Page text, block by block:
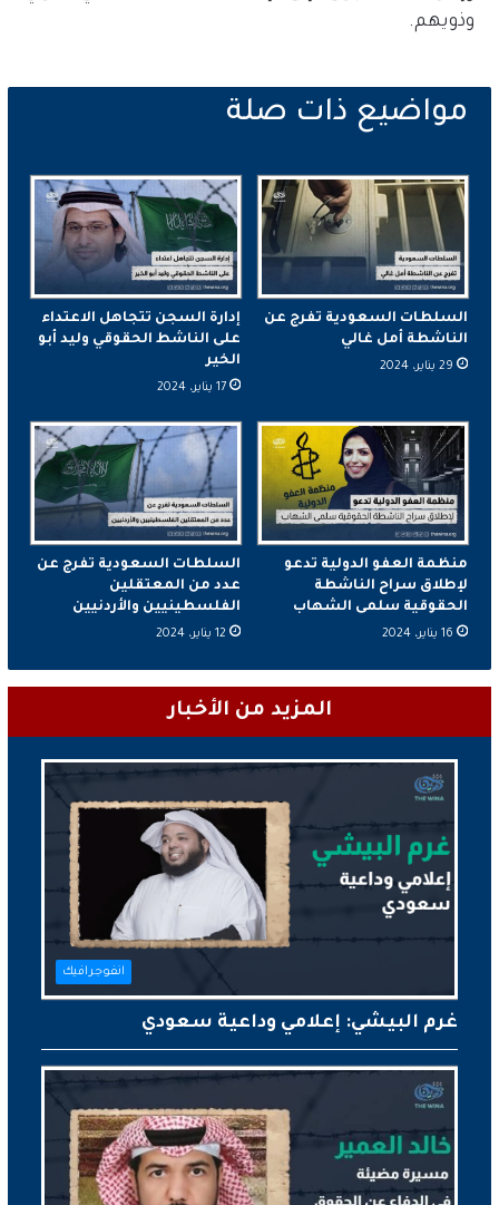
وذويهم.
السلطات السعودية تفرج عن
الناشطة أمل غالي
29 يناير، 2024
إدارة السجن تتجاهل الاعتداء
على الناشط الحقوقي وليد أبو
الخير
17 يناير، 2024
منظمة العفو الدولية تدعو
لإطلاق سراح الناشطة
الحقوقية سلمى الشهاب
16 يناير، 2024
السلطات السعودية تفرج عن
عدد من المعتقلين
الفلسطينيين والأردنيين
12 يناير، 2024
المزيد من الأخبار
انفوجرافيك
غرم البيشي: إعلامي وداعية سعودي